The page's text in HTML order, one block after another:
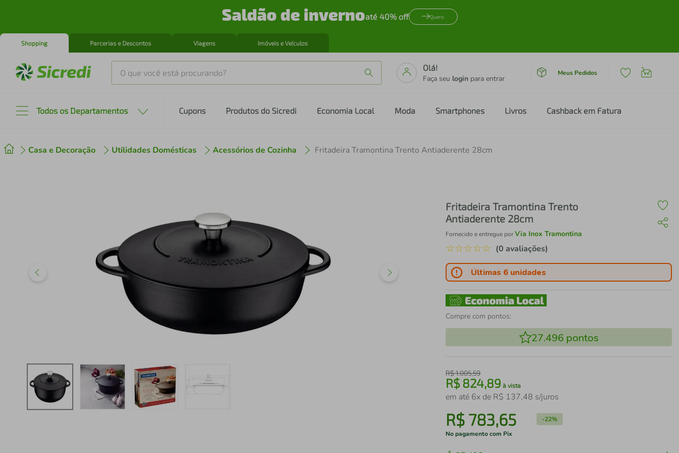
Saldão de invernoaté 40% off Quero
Shopping Parcerias e Descontos Viagens Imóveis e Veículos
O que você está procurando?
Olá!
Faça seu login para entrar
Meus Pedidos
Todos os Departamentos Cupons Produtos do Sicredi Economia Local Moda Smartphones Livros Cashback em Fatura
Casa e Decoração Utilidades Domésticas Acessórios de Cozinha Fritadeira Tramontina Trento Antiaderente 28cm
Fritadeira Tramontina Trento
Antiaderente 28cm
Fornecido e entregue porVia Inox Tramontina
☆☆☆☆☆ (0 avaliações)
Últimas 6 unidades
Compre com pontos:
27.496 pontos
R$1.005,59
R$824,89 à vista
em até 6x de R$ 137,48 s/juros
R$ 783,65 -22%
No pagamento com Pix
º cafeteira
iphone